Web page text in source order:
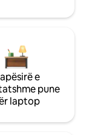
e
pune
laptop